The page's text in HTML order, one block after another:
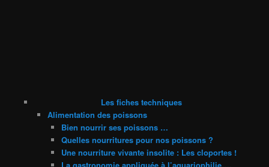
Les fiches techniques
Alimentation des poissons
Bien nourrir ses poissons …
Quelles nourritures pour nos poissons ?
Une nourriture vivante insolite : Les cloportes !
La gastronomie appliquée à l’aquariophilie….